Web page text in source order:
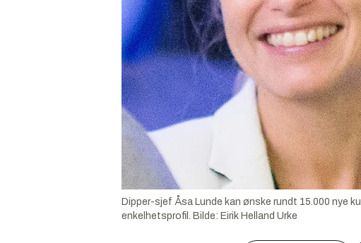
Dipper-sjef Åsa Lunde kan ønske rundt 15.000 nye
enkelhetsprofil. Bilde: Eirik Helland Urke